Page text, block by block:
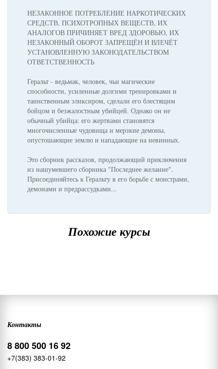
НЕЗАКОННОЕ ПОТРЕБЛЕНИЕ НАРКОТИЧЕСКИХ
СРЕДСТВ, ПСИХОТРОПНЫХ ВЕЩЕСТВ, ИХ
АНАЛОГОВ ПРИЧИНЯЕТ ВРЕД ЗДОРОВЬЮ, ИХ
НЕЗАКОННЫЙ ОБОРОТ ЗАПРЕЩЁН И ВЛЕЧЁТ
УСТАНОВЛЕННУЮ ЗАКОНОДАТЕЛЬСТВОМ
ОТВЕТСТВЕННОСТЬ
Геральт - ведьмак, человек, чьи магические
способности, усиленные долгими тренировками и
таинственным эликсиром, сделали его блестящим
бойцом и безжалостным убийцей. Однако он не
обычный убийца: его жертвами становятся
многочисленные чудовища и мерзкие демоны,
опустошающие землю и нападающие на невинных.
Это сборник рассказов, продолжающий приключения
из нашумевшего сборника "Последнее желание".
Присоединяйтесь к Геральту в его борьбе с монстрами,
демонами и предрассудками...
Похожие курсы
Контакты
8 800 500 16 92
+7(383) 383-01-92